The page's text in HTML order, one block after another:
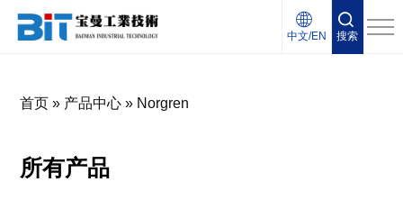
中文/EN 搜索
首页 » 产品中心 » Norgren
所有产品